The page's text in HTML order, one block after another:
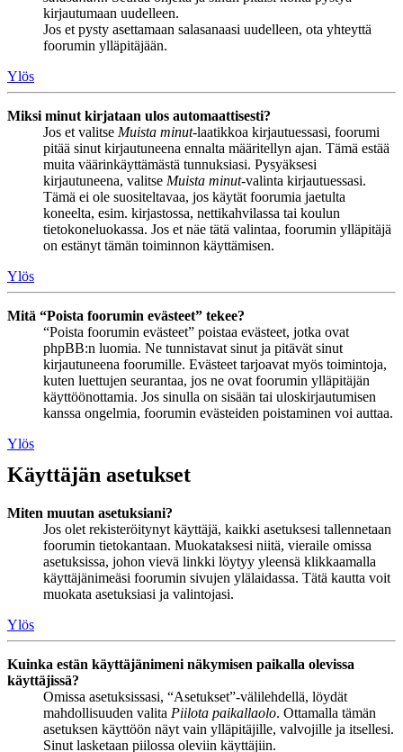
kirjautumaan uudelleen.
Jos et pysty asettamaan salasanaasi uudelleen, ota yhteyttä
foorumin ylläpitäjään.
Ylös
Miksi minut kirjataan ulos automaattisesti?
Jos et valitse Muista minut-laatikkoa kirjautuessasi, foorumi
pitää sinut kirjautuneena ennalta määritellyn ajan. Tämä estää
muita väärinkäyttämästä tunnuksiasi. Pysyäksesi
kirjautuneena, valitse Muista minut-valinta kirjautuessasi.
Tämä ei ole suositeltavaa, jos käytät foorumia jaetulta
koneelta, esim. kirjastossa, nettikahvilassa tai koulun
tietokoneluokassa. Jos et näe tätä valintaa, foorumin ylläpitäjä
on estänyt tämän toiminnon käyttämisen.
Ylös
Mitä “Poista foorumin evästeet” tekee?
“Poista foorumin evästeet” poistaa evästeet, jotka ovat
phpBB:n luomia. Ne tunnistavat sinut ja pitävät sinut
kirjautuneena foorumille. Evästeet tarjoavat myös toimintoja,
kuten luettujen seurantaa, jos ne ovat foorumin ylläpitäjän
käyttöönottamia. Jos sinulla on sisään tai uloskirjautumisen
kanssa ongelmia, foorumin evästeiden poistaminen voi auttaa.
Ylös
Käyttäjän asetukset
Miten muutan asetuksiani?
Jos olet rekisteröitynyt käyttäjä, kaikki asetuksesi tallennetaan
foorumin tietokantaan. Muokataksesi niitä, vieraile omissa
asetuksissa, johon vievä linkki löytyy yleensä klikkaamalla
käyttäjänimeäsi foorumin sivujen ylälaidassa. Tätä kautta voit
muokata asetuksiasi ja valintojasi.
Ylös
Kuinka estän käyttäjänimeni näkymisen paikalla olevissa
käyttäjissä?
Omissa asetuksissasi, “Asetukset”-välilehdellä, löydät
mahdollisuuden valita Piilota paikallaolo. Ottamalla tämän
asetuksen käyttöön näyt vain ylläpitäjille, valvojille ja itsellesi.
Sinut lasketaan piilossa oleviin käyttäjiin.